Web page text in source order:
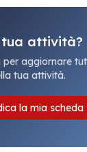
tua attività?
aggiornare
tua attività.
la mia scheda